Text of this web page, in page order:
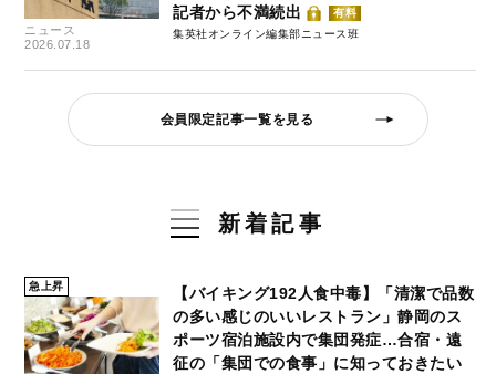
ニュース
2026.07.18
記者から不満続出
有料
集英社オンライン編集部ニュース班
会員限定記事一覧を見る
新着記事
急上昇
【バイキング192人食中毒】「清潔で品数
の多い感じのいいレストラン」静岡のス
ポーツ宿泊施設内で集団発症…合宿・遠
征の「集団での食事」に知っておきたい